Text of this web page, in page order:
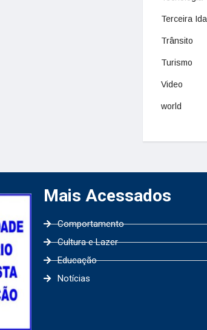
Terceira
Trânsito
Turismo
Video
world
Mais Acessados
Comportamento
Cultura e Lazer
Educação
Notícias